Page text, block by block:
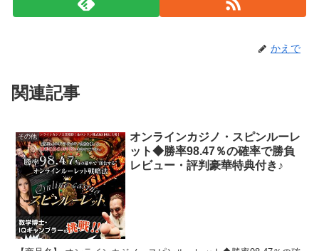
かえで
関連記事
その他
オンラインカジノ・スピンルーレ
ット◆勝率98.47％の確率で勝負
レビュー・評判豪華特典付き♪